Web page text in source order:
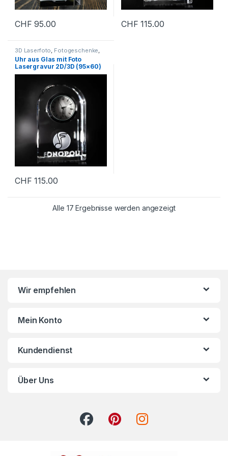
CHF 95.00 CHF 115.00
3D Laserfoto Fotogeschenke
Geschenkartikel Personalisierte
Geschenke
Uhr aus Glas mit Foto
Lasergravur 2D/3D (95×60)
CHF 115.00
Alle 17 Ergebnisse werden angezeigt
Wir empfehlen
Mein Konto
Kundendienst
Über Uns